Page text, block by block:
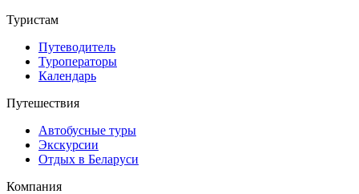
Туристам
Путеводитель
Туроператоры
Календарь
Путешествия
Автобусные туры
Экскурсии
Отдых в Беларуси
Компания